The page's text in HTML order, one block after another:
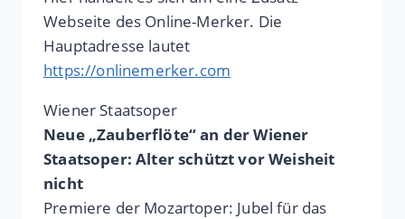
Webseite des Online-Merker. Die
Hauptadresse lautet
https://onlinemerker.com
Wiener Staatsoper
Neue „Zauberflöte“ an der Wiener
Staatsoper: Alter schützt vor Weisheit
nicht
Premiere der Mozartoper: Jubel für das